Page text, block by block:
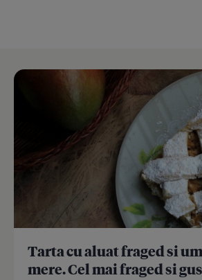
Tarta cu aluat fraged si
mere. Cel mai fraged si